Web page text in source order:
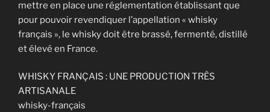
mettre en place une réglementation établissant que
pour pouvoir revendiquer l’appellation « whisky
français », le whisky doit être brassé, fermenté, distillé
et élevé en France.
WHISKY FRANÇAIS : UNE PRODUCTION TRÈS
ARTISANALE
whisky-français